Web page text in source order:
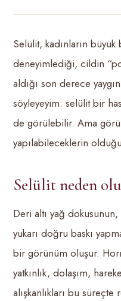
Selülit, kadınların
deneyimlediği, cildin
aldığı son derece
söyleyeyim: selülit bir
de görülebilir. Ama
yapılabileceklerin
Selülit neden
Deri altı yağ
yukarı doğru baskı
bir görünüm oluşur.
yatkınlık, dolaşım,
alışkanlıkları bu